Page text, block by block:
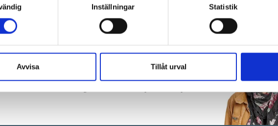
Inställningar Statistik
Avvisa Tillåt urval
Ibland är leken
göra det vi planerat
ro att hitta på lekar, experimentera och uppleva, i linje med
när den kommer och våga vika av från det planerade spåret,